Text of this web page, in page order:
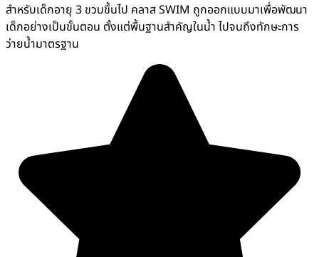
สำหรับเด็กอายุ 3 ขวบขึ้นไป คลาส SWIM ถูกออกแบบมาเพื่อพัฒนา
เด็กอย่างเป็นขั้นตอน ตั้งแต่พื้นฐานสำคัญในน้ำ ไปจนถึงทักษะการ
ว่ายน้ำมาตรฐาน